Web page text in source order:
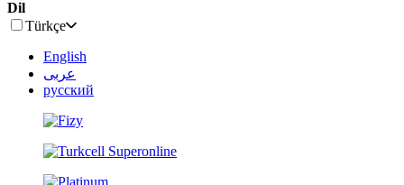
Dil
Türkçe
English
عربى
русский